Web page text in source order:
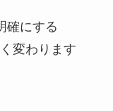
確にする
変わります